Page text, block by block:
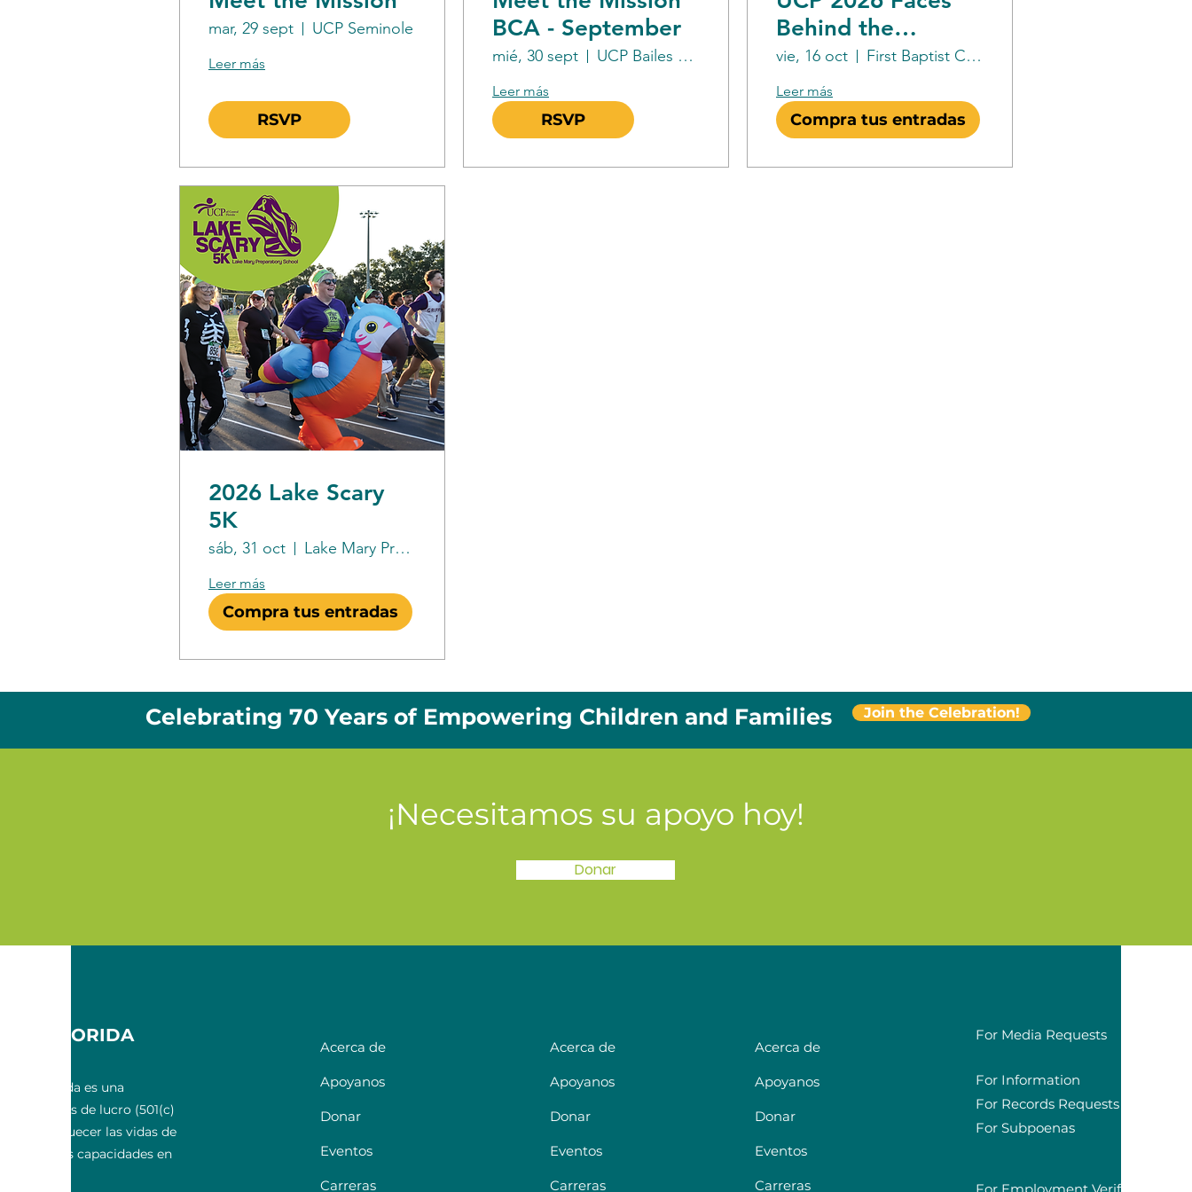
mar, 29 sept UCP Seminole
Leer más
RSVP
BCA - September
mié, 30 sept UCP Bailes Community Academy
Leer más
RSVP
Behind the
Miracles Breakfast
vie, 16 oct First Baptist Church of Orlando
Leer más
Compra tus entradas
2026 Lake Scary
5K
sáb, 31 oct Lake Mary Preparatory School
Leer más
Compra tus entradas
Celebrating 70 Years of Empowering Children and Families​ Join the Celebration!
¡Necesitamos su apoyo hoy!
Donar
LA FLORIDA
Florida es una
sin fines de lucro (501(c)
a enriquecer las vidas de
todas las capacidades en
Acerca de
Apoyanos
Donar
Eventos
Carreras
Acerca de
Apoyanos
Donar
Eventos
Carreras
Acerca de
Apoyanos
Donar
Eventos
Carreras
For Media Requests
For Information
For Records Requests
For Subpoenas